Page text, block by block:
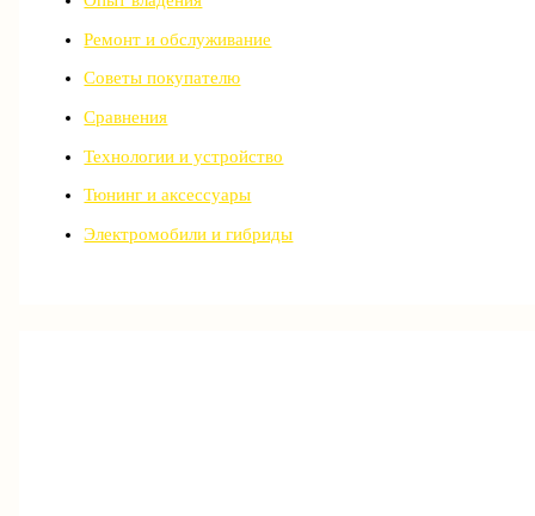
Ремонт и обслуживание
Советы покупателю
Сравнения
Технологии и устройство
Тюнинг и аксессуары
Электромобили и гибриды